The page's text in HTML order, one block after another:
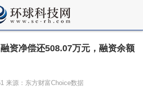
资净偿还508.07万元，融资余额
来源：东方财富Choice数据